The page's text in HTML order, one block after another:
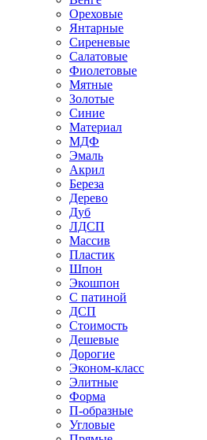
Ореховые
Янтарные
Сиреневые
Салатовые
Фиолетовые
Мятные
Золотые
Синие
Материал
МДФ
Эмаль
Акрил
Береза
Дерево
Дуб
ЛДСП
Массив
Пластик
Шпон
Экошпон
С патиной
ДСП
Стоимость
Дешевые
Дорогие
Эконом-класс
Элитные
Форма
П-образные
Угловые